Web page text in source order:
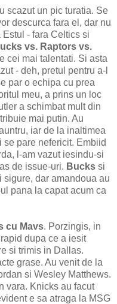
scazut un pic turatia. Se
descurca fara el, dar nu
- fara Celtics si
vs. Raptors vs.
cei mai talentati. Si asta
- deh, pretul pentru a-l
par o echipa cu prea
meu, a prins un loc
a schimbat mult din
mai putin. Au
iar de la inaltimea
se pare nefericit. Embiid
l-am vazut iesindu-si
de issue-uri. Bucks si
sigure, dar amandoua au
pana la capat acum ca
cu Mavs. Porzingis, in
dupa ce a iesit
si trimis in Dallas.
grase. Au venit de la
si Wesley Matthews.
vara. Knicks au facut
e sa atraga la MSG